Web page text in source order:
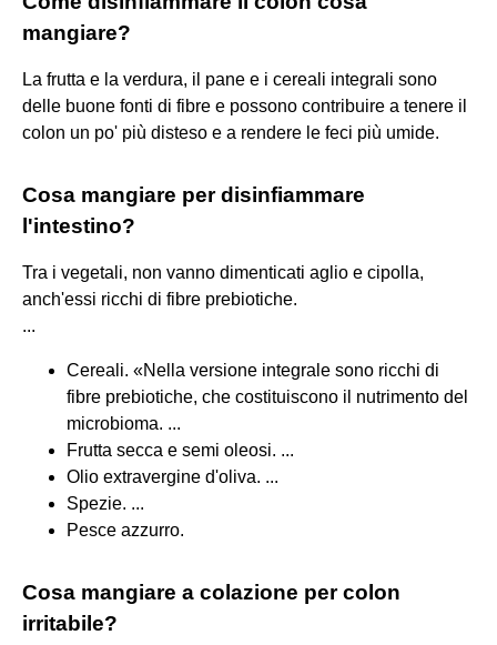
mangiare?
La frutta e la verdura, il pane e i cereali integrali sono
delle buone fonti di fibre e possono contribuire a tenere il
colon un po' più disteso e a rendere le feci più umide.
Cosa mangiare per disinfiammare
l'intestino?
Tra i vegetali, non vanno dimenticati aglio e cipolla,
anch'essi ricchi di fibre prebiotiche.
...
Cereali. «Nella versione integrale sono ricchi di
fibre prebiotiche, che costituiscono il nutrimento del
microbioma. ...
Frutta secca e semi oleosi. ...
Olio extravergine d'oliva. ...
Spezie. ...
Pesce azzurro.
Cosa mangiare a colazione per colon
irritabile?